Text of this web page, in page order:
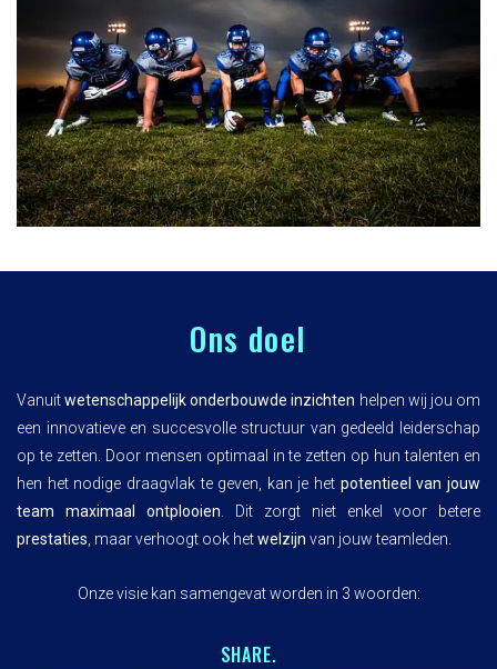
Ons doel
Vanuitwetenschappelijk onderbouwde inzichten helpen wij jou om
een innovatieve en succesvolle structuur van gedeeld leiderschap
op te zetten. Door mensen optimaal in te zetten op hun talenten en
hen het nodige draagvlak te geven, kan je het potentieel van jouw
team maximaal ontplooien . Dit zorgt niet enkel voor betere
prestaties , maar verhoogt ook hetwelzijn van jouw teamleden.
Onze visie kan samengevat worden in 3 woorden:
SHARE.